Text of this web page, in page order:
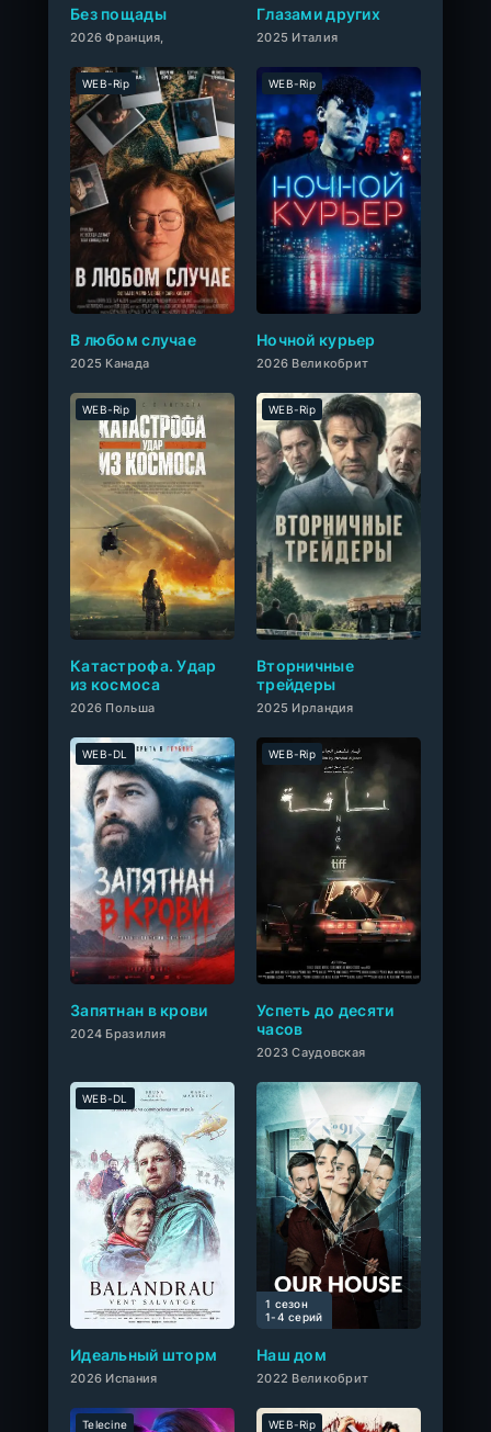
Без пощады
2026 Франция,
Глазами других
2025 Италия
В любом случае
2025 Канада
WEB-Rip
Ночной курьер
2026 Великобрит
WEB-Rip
0
Катастрофа. Удар
из космоса
2026 Польша
WEB-Rip
Вторничные
трейдеры
2025 Ирландия
WEB-Rip
0
Запятнан в крови
2024 Бразилия
WEB-DL
Успеть до десяти
часов
2023 Саудовская
WEB-Rip
0
Идеальный шторм
2026 Испания
WEB-DL
Наш дом
2022 Великобрит
1 сезон
1-4 cерий
0
Telecine WEB-Rip